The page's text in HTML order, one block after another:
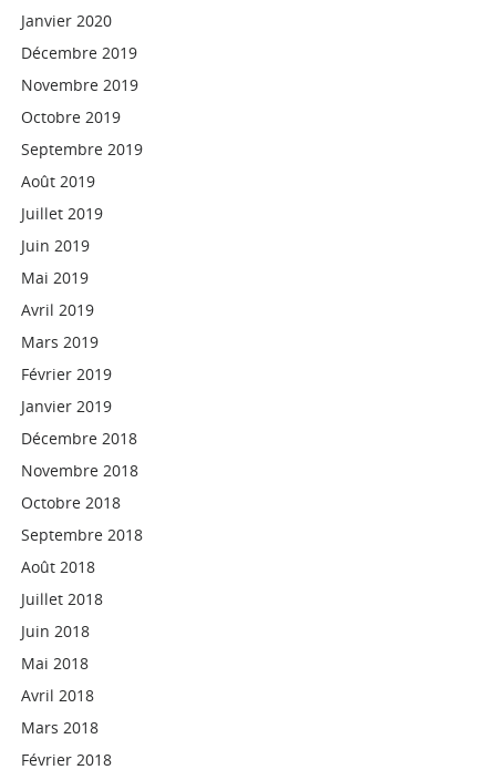
Janvier 2020
Décembre 2019
Novembre 2019
Octobre 2019
Septembre 2019
Août 2019
Juillet 2019
Juin 2019
Mai 2019
Avril 2019
Mars 2019
Février 2019
Janvier 2019
Décembre 2018
Novembre 2018
Octobre 2018
Septembre 2018
Août 2018
Juillet 2018
Juin 2018
Mai 2018
Avril 2018
Mars 2018
Février 2018